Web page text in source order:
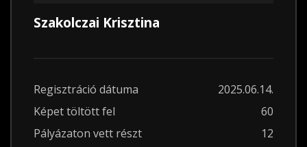
Szakolczai Krisztina
Regisztráció dátuma
2025.06.14.
Képet töltött fel
60
Pályázaton vett részt
12